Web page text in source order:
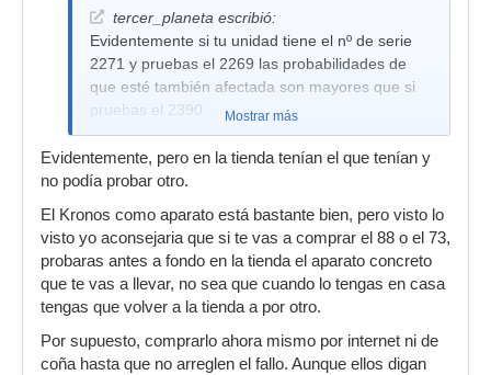
tercer_planeta escribió:
Evidentemente si tu unidad tiene el nº de serie
2271 y pruebas el 2269 las probabilidades de
que esté también afectada son mayores que si
pruebas el 2390
Mostrar más
Evidentemente, pero en la tienda tenían el que tenían y
no podía probar otro.
El Kronos como aparato está bastante bien, pero visto lo
visto yo aconsejaria que si te vas a comprar el 88 o el 73,
probaras antes a fondo en la tienda el aparato concreto
que te vas a llevar, no sea que cuando lo tengas en casa
tengas que volver a la tienda a por otro.
Por supuesto, comprarlo ahora mismo por internet ni de
coña hasta que no arreglen el fallo. Aunque ellos digan